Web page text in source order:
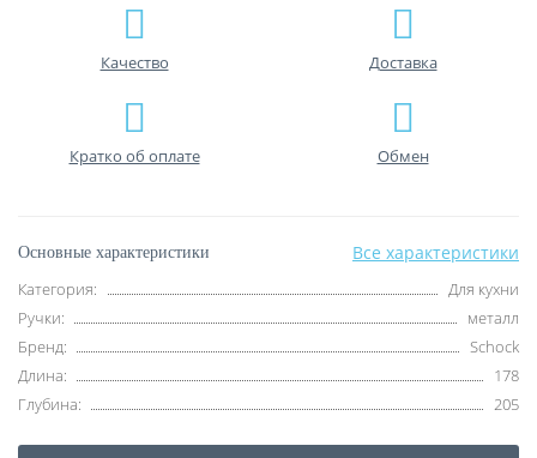
Качество Доставка
Кратко об оплате Обмен
Основные характеристики Все характеристики
Категория:
Для кухни
Ручки:
металл
Бренд:
Schock
Длина:
178
Глубина:
205